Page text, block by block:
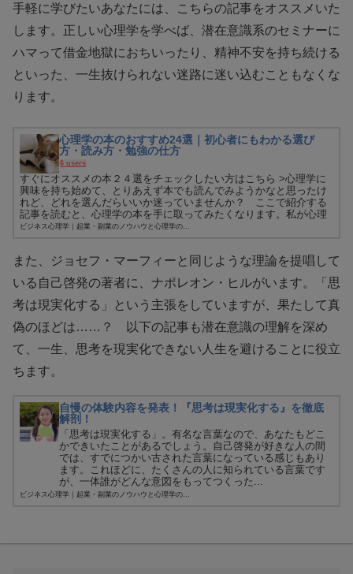
手軽に学びたいあなたには、こちらの記事をオススメいた
します。正しい心理学を学べば、潜在意識系のセミナーに
ハマって借金地獄におちいったり、精神不安を持ち続ける
といった、一生抜けられない迷路に迷い込むこともなくな
ります。
心理学の本のおすすめ24選｜初心者にもわかる選び
方・読み方・勉強の仕方
6 users
すぐにオススメの本２４選をチェックしたい方はこちら >心理学に
興味を持ち始めて、とりあえず本でも読んでみようかなと思ったけ
れど、どれを選んだらいいか迷っていませんか？ ここで紹介する
記事を読むと、心理学の本を手に取ってみたくなります。私が心理
学の...
ビジネス心理学｜起業・副業のノウハウと心理学の...
また、ジョセフ・マーフィーと同じような理論を提唱して
いる自己啓発の著者に、ナポレオン・ヒルがいます。「思
考は現実化する」という主張をしていますが、果たして真
偽のほどは……？ 以下の記事も潜在意識の理解を深め
て、一生、思考を現実化できない人生を避けることに役立
ちます。
自慢の体験内容を発表！『思考は現実化する』を徹底
解剖！
「思考は現実化する」。有名な言葉なので、あなたもどこ
かできいたことがあるでしょう。自己啓発が好きな人の間
では、すでにつかい古された言葉になっている感じもあり
ます。これほどに、たくさんの人に知られている言葉です
が、一体誰がどんな意図をもってつくった...
ビジネス心理学｜起業・副業のノウハウと心理学の...